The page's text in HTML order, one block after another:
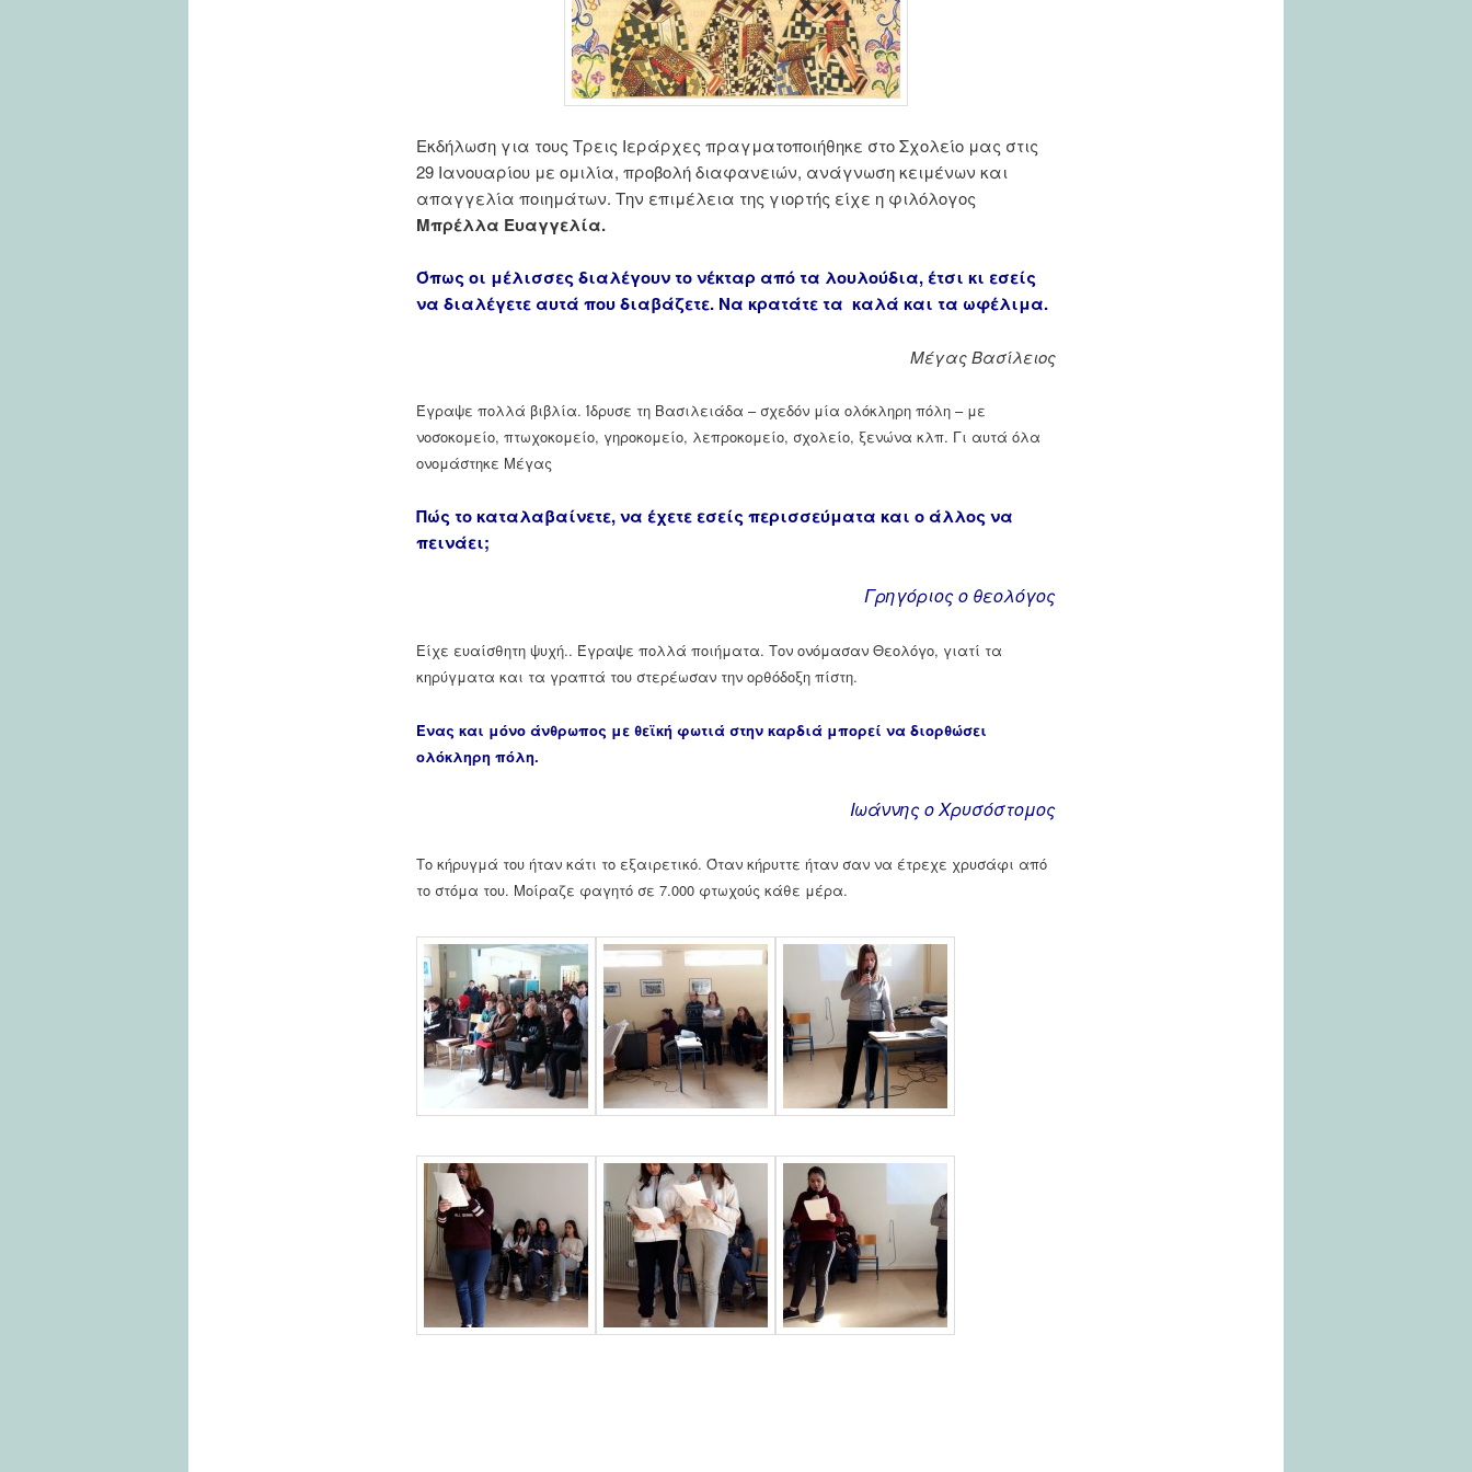
Εκδήλωση για τους Τρεις Ιεράρχες πραγματοποιήθηκε στο Σχολείο μας στις
29 Ιανουαρίου με ομιλία, προβολή διαφανειών, ανάγνωση κειμένων και
απαγγελία ποιημάτων. Την επιμέλεια της γιορτής είχε η φιλόλογος
Μπρέλλα Ευαγγελία.
Όπως οι μέλισσες διαλέγουν το νέκταρ από τα λουλούδια, έτσι κι εσείς
να διαλέγετε αυτά που διαβάζετε. Να κρατάτε τα καλά και τα ωφέλιμα.
Μέγας Βασίλειος
Έγραψε πολλά βιβλία. Ίδρυσε τη Βασιλειάδα – σχεδόν μία ολόκληρη πόλη – με
νοσοκομείο, πτωχοκομείο, γηροκομείο, λεπροκομείο, σχολείο, ξενώνα κλπ. Γι αυτά όλα
ονομάστηκε Μέγας
Πώς το καταλαβαίνετε, να έχετε εσείς περισσεύματα και ο άλλος να
πεινάει;
Γρηγόριος ο θεολόγος
Είχε ευαίσθητη ψυχή.. Έγραψε πολλά ποιήματα. Τον ονόμασαν Θεολόγο, γιατί τα
κηρύγματα και τα γραπτά του στερέωσαν την ορθόδοξη πίστη.
Ένας και μόνο άνθρωπος με θεϊκή φωτιά στην καρδιά μπορεί να διορθώσει
ολόκληρη πόλη.
Ιωάννης ο Χρυσόστομος
Το κήρυγμά του ήταν κάτι το εξαιρετικό. Όταν κήρυττε ήταν σαν να έτρεχε χρυσάφι από
το στόμα του. Μοίραζε φαγητό σε 7.000 φτωχούς κάθε μέρα.